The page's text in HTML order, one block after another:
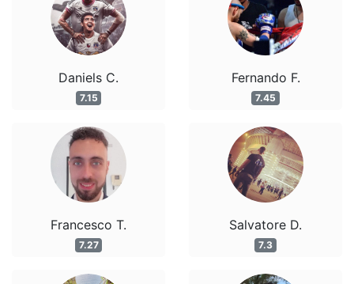
Daniels C.
7.15
Francesco T.
7.27
Fernando F.
7.45
Salvatore D.
7.3